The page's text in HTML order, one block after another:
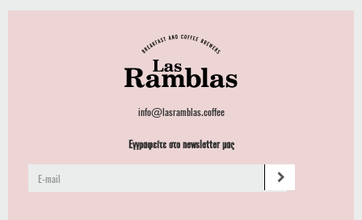
info@lasramblas.coffee
Εγγραφείτε στο newsletter μας